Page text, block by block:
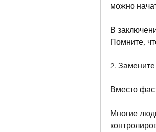
можно
В
Помните,
2.
Вместо
Многие